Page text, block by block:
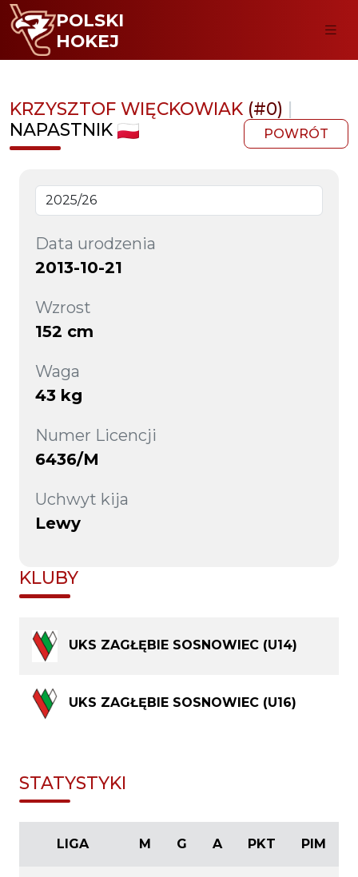
POLSKI
HOKEJ
KRZYSZTOF WIĘCKOWIAK (#0) |
NAPASTNIK
POWRÓT
Data urodzenia
2013-10-21
Wzrost
152 cm
Waga
43 kg
Numer Licencji
6436/M
Uchwyt kija
Lewy
KLUBY
UKS ZAGŁĘBIE SOSNOWIEC (U14)
UKS ZAGŁĘBIE SOSNOWIEC (U16)
STATYSTYKI
LIGA M G A PKT PIM